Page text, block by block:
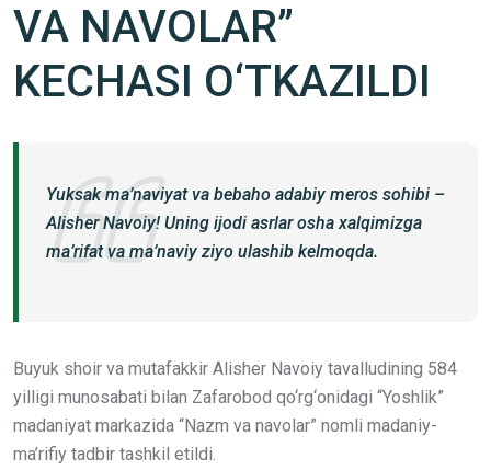
VA NAVOLAR”
KECHASI O‘TKAZILDI
Yuksak ma’naviyat va bebaho adabiy meros sohibi –
Alisher Navoiy! Uning ijodi asrlar osha xalqimizga
ma’rifat va ma’naviy ziyo ulashib kelmoqda.
Buyuk shoir va mutafakkir Alisher Navoiy tavalludining 584
yilligi munosabati bilan Zafarobod qo‘rg‘onidagi “Yoshlik”
madaniyat markazida “Nazm va navolar” nomli madaniy-
ma’rifiy tadbir tashkil etildi.